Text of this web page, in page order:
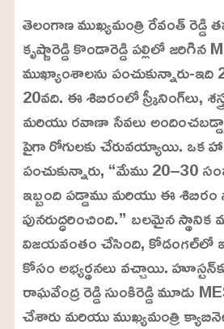
తెలంగాణ ముఖ్యమంత్రి రేవంత్ రెడ్డి
కృష్ణారెడ్డి కొండారెడ్డి పల్లిలో జరిగిన
ముఖ్యాంశాలను పంచుకున్నారు-
20వది. ఈ శిబిరంలో స్క్రీనింగ్‌లు,
మరియు రవాణా సేవలు
పైగా రోగులకు చేరువయ్యాయి. ఒక
పంచుకున్నారు, “మేము 20–30
ఇబ్బంది పడ్డాము మరియు ఈ శిబిరం
పునరుద్ధరించింది.” బలమైన స్థానిక
విజయవంతం చేసింది, కోడంగల్‌లో
కోసం అభ్యర్థనలు వచ్చాయి.
రాఘవేంద్ర రెడ్డి సుంకిరెడ్డి మూడు
చేశారు మరియు ముఖ్యమంత్రి